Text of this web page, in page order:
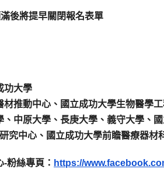
後將提早關閉報名表單
功大學
推動中心、國立成功大學生物醫學
中原大學、長庚大學、義守大學、
究中心、國立成功大學前瞻醫療器材
粉絲專頁： https://